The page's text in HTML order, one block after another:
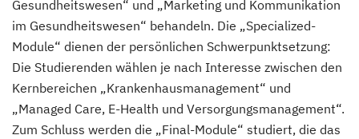
Gesundheitswesen“ und „Marketing und Kommunikation
im Gesundheitswesen“ behandeln. Die „Specialized-
Module“ dienen der persönlichen Schwerpunktsetzung:
Die Studierenden wählen je nach Interesse zwischen den
Kernbereichen „Krankenhausmanagement“ und
„Managed Care, E-Health und Versorgungsmanagement“.
Zum Schluss werden die „Final-Module“ studiert, die das